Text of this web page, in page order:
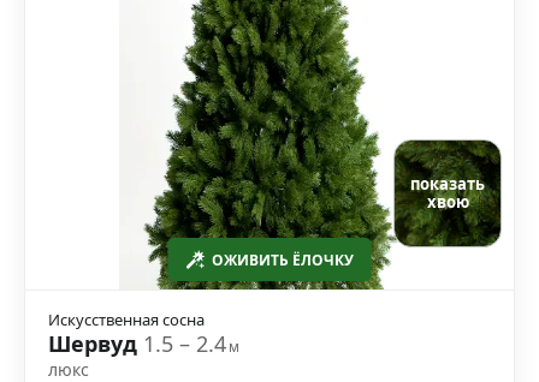
ОЖИВИТЬ ЁЛОЧКУ
показать
хвою
Искусственная сосна
Шервуд 1.5 – 2.4м
люкс